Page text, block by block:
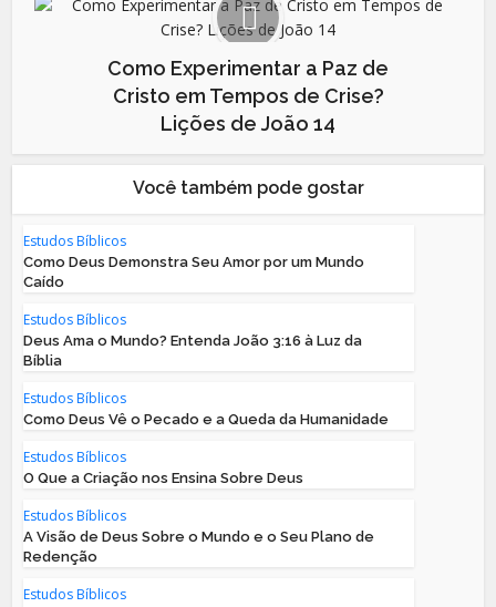
Como Experimentar a Paz de
Cristo em Tempos de Crise?
Lições de João 14
Você também pode gostar
Estudos Bíblicos
Como Deus Demonstra Seu Amor por um Mundo
Caído
Estudos Bíblicos
Deus Ama o Mundo? Entenda João 3:16 à Luz da
Bíblia
Estudos Bíblicos
Como Deus Vê o Pecado e a Queda da Humanidade
Estudos Bíblicos
O Que a Criação nos Ensina Sobre Deus
Estudos Bíblicos
A Visão de Deus Sobre o Mundo e o Seu Plano de
Redenção
Estudos Bíblicos